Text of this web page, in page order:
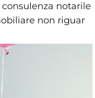
notarile
non riguar